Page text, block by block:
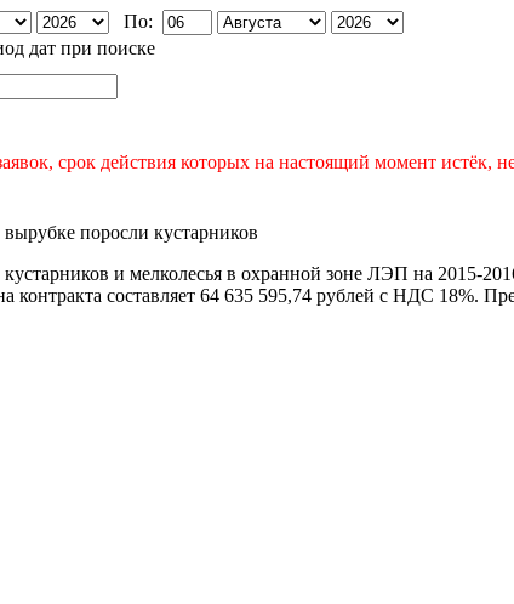
По:
дат при поиске
срок действия которых на настоящий момент истёк, не
поросли кустарников
и мелколесья в охранной зоне ЛЭП на 2015-
контракта составляет 64 635 595,74 рублей с НДС 18%.